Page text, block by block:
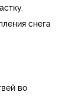
снега
во